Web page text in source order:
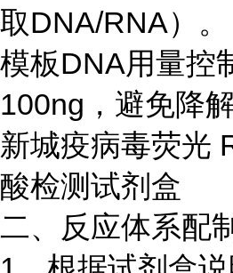
取DNA/RNA）。
模板DNA用量控
100ng，避免降
新城疫病毒荧光
酸检测试剂盒
二、反应体系配